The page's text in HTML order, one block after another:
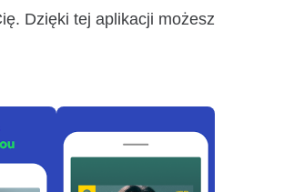
Dzięki tej aplikacji możesz